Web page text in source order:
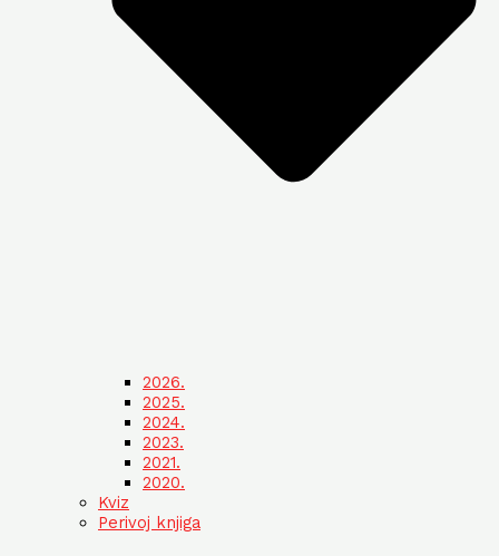
2026.
2025.
2024.
2023.
2021.
2020.
Kviz
Perivoj knjiga